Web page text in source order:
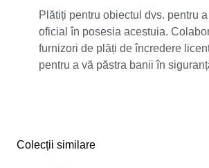
Plătiți pentru obiectul dvs. pentru
oficial în posesia acestuia.
furnizori de plăți de încredere
pentru a vă păstra banii în
Colecții similare